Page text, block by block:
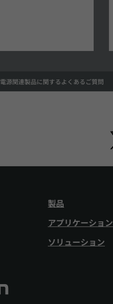
電源関連製品に関するよくあるご質問
製品
アプリケーション
ソリューション